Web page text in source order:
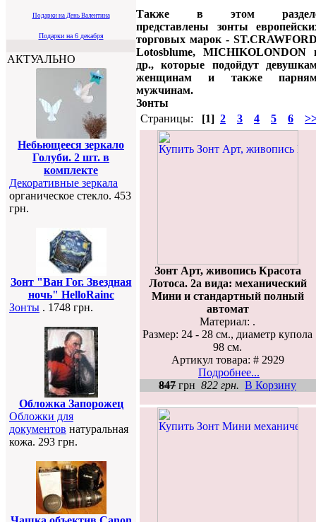
Подарки на День Валентина
Подарки на 6 декабря
АКТУАЛЬНО
Небьющееся зеркало
Голуби. 2 шт. в
комплекте
Декоративные зеркала
органическое стекло. 453
грн.
Зонт "Ван Гог. Звездная
ночь" HelloRainc
Зонты . 1748 грн.
Обложка Запорожец
Обложки для
документов натуральная
кожа. 293 грн.
Также в этом
представлены зонты
торговых марок -
Lotosblume, MICHIKOLONDON
др., которые подойдут
женщинам и также
мужчинам.
Зонты
Страницы:
[1] 2 3 4 5 6
Зонт Арт, живопись Красота
Лотоса. 2а вида: механический
Мини и стандартный полный
автомат
Материал: .
Размер: 24 - 28 см., диаметр купола
98 см.
Артикул товара: # 2929
Подробнее...
847 грн 822 грн. В Корзину